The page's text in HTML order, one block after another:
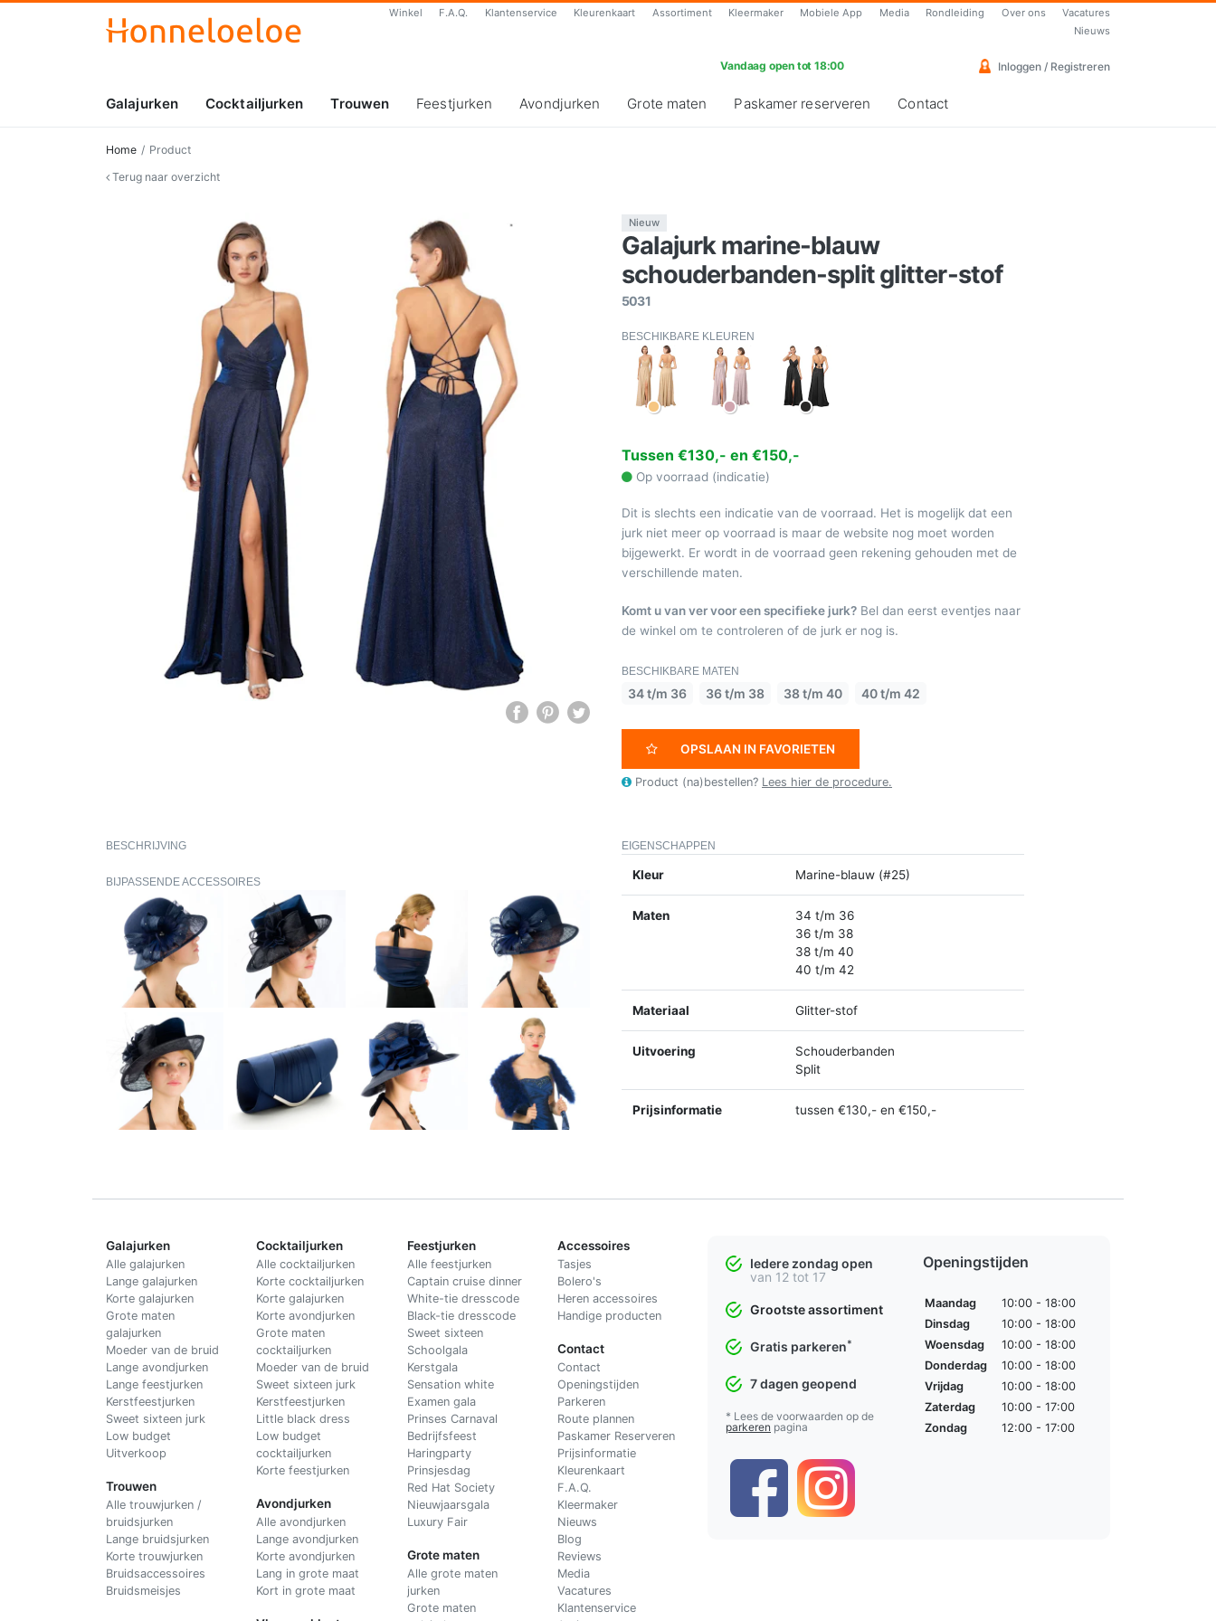
Winkel F.A.Q. Klantenservice Kleurenkaart Assortiment Kleermaker Mobiele App Media Rondleiding Over ons
Vacatures
Nieuws
Vandaag open tot 18:00 Inloggen / Registreren
Galajurken Cocktailjurken Trouwen Feestjurken Avondjurken Grote maten Paskamer reserveren Contact
Home
Product
Terug naar overzicht
Nieuw
Galajurk marine-blauw
schouderbanden-split glitter-stof
5031
BESCHIKBARE KLEUREN
Tussen €130,- en €150,-
Op voorraad (indicatie)
Dit is slechts een indicatie van de voorraad. Het is mogelijk dat een
jurk niet meer op voorraad is maar de website nog moet worden
bijgewerkt. Er wordt in de voorraad geen rekening gehouden met de
verschillende maten.
Komt u van ver voor een specifieke jurk? Bel dan eerst eventjes naar
de winkel om te controleren of de jurk er nog is.
BESCHIKBARE MATEN
34 t/m 36 36 t/m 38 38 t/m 40 40 t/m 42
OPSLAAN IN FAVORIETEN
Product (na)bestellen? Lees hier de procedure.
BESCHRIJVING
BIJPASSENDE ACCESSOIRES
EIGENSCHAPPEN
Kleur Marine-blauw (#25)
Maten
34 t/m 36
36 t/m 38
38 t/m 40
40 t/m 42
Materiaal Glitter-stof
Uitvoering
Schouderbanden
Split
Prijsinformatie tussen €130,- en €150,-
Galajurken
Alle galajurken
Lange galajurken
Korte galajurken
Grote maten
galajurken
Moeder van de bruid
Lange avondjurken
Lange feestjurken
Kerstfeestjurken
Sweet sixteen jurk
Low budget
Uitverkoop
Trouwen
Alle trouwjurken /
bruidsjurken
Lange bruidsjurken
Korte trouwjurken
Bruidsaccessoires
Bruidsmeisjes
Cocktailjurken
Alle cocktailjurken
Korte cocktailjurken
Korte galajurken
Korte avondjurken
Grote maten
cocktailjurken
Moeder van de bruid
Sweet sixteen jurk
Kerstfeestjurken
Little black dress
Low budget
cocktailjurken
Korte feestjurken
Avondjurken
Alle avondjurken
Lange avondjurken
Korte avondjurken
Lang in grote maat
Kort in grote maat
Feestjurken
Alle feestjurken
Captain cruise dinner
White-tie dresscode
Black-tie dresscode
Sweet sixteen
Schoolgala
Kerstgala
Sensation white
Examen gala
Prinses Carnaval
Bedrijfsfeest
Haringparty
Prinsjesdag
Red Hat Society
Nieuwjaarsgala
Luxury Fair
Grote maten
Alle grote maten
jurken
Grote maten
Accessoires
Tasjes
Bolero's
Heren accessoires
Handige producten
Contact
Contact
Openingstijden
Parkeren
Route plannen
Paskamer Reserveren
Prijsinformatie
Kleurenkaart
F.A.Q.
Kleermaker
Nieuws
Blog
Reviews
Media
Vacatures
Klantenservice
Iedere zondag open
van 12 tot 17
Grootste assortiment
Gratis parkeren*
7 dagen geopend
* Lees de voorwaarden op de
parkeren pagina
Openingstijden
Maandag
10:00 - 18:00
Dinsdag
10:00 - 18:00
Woensdag
10:00 - 18:00
Donderdag
10:00 - 18:00
Vrijdag
10:00 - 18:00
Zaterdag
10:00 - 17:00
Zondag
12:00 - 17:00